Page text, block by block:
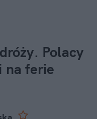
Polacy
na ferie